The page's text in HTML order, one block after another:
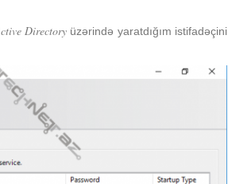
Directoryüzərində yaratdığım istifadəçini